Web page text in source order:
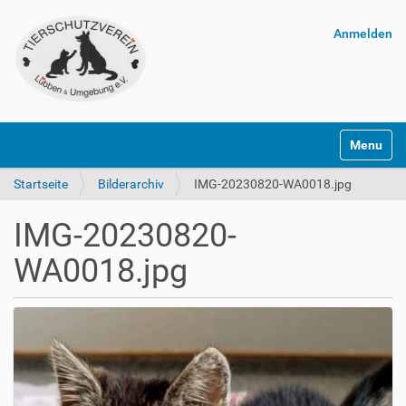
Anmelden
Startseite Bilderarchiv IMG-20230820-WA0018.jpg
IMG-20230820-
WA0018.jpg